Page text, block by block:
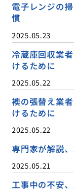
電子レンジの
慣
2025.05.23
冷蔵庫回収業
けるために
2025.05.22
襖の張替え業
けるために
2025.05.22
専門家が解説
2025.05.21
工事中の不安